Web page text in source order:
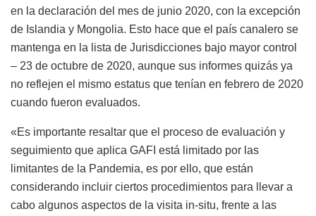
en la declaración del mes de junio 2020, con la excepción
de Islandia y Mongolia. Esto hace que el país canalero se
mantenga en la lista de Jurisdicciones bajo mayor control
– 23 de octubre de 2020, aunque sus informes quizás ya
no reflejen el mismo estatus que tenían en febrero de 2020
cuando fueron evaluados.
«Es importante resaltar que el proceso de evaluación y
seguimiento que aplica GAFI está limitado por las
limitantes de la Pandemia, es por ello, que están
considerando incluir ciertos procedimientos para llevar a
cabo algunos aspectos de la visita in-situ, frente a las